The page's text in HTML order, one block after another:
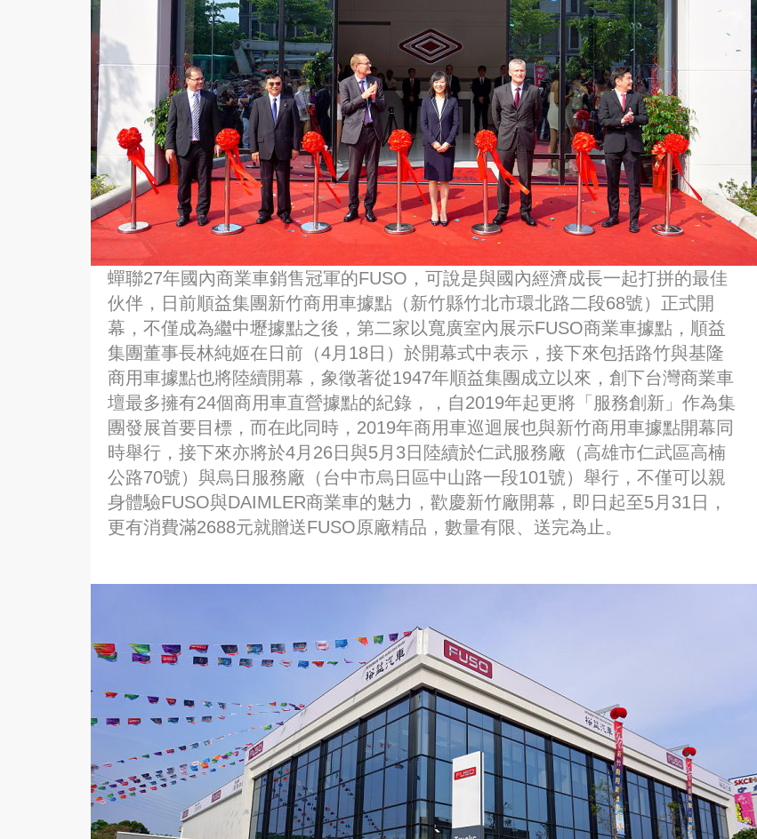
蟬聯27年國內商業車銷售冠軍的FUSO，可說是與國內經濟成長一起打拼的最佳
伙伴，日前順益集團新竹商用車據點（新竹縣竹北市環北路二段68號）正式開
幕，不僅成為繼中壢據點之後，第二家以寬廣室內展示FUSO商業車據點，順益
集團董事長林純姬在日前（4月18日）於開幕式中表示，接下來包括路竹與基隆
商用車據點也將陸續開幕，象徵著從1947年順益集團成立以來，創下台灣商業車
壇最多擁有24個商用車直營據點的紀錄，，自2019年起更將「服務創新」作為集
團發展首要目標，而在此同時，2019年商用車巡迴展也與新竹商用車據點開幕同
時舉行，接下來亦將於4月26日與5月3日陸續於仁武服務廠（高雄市仁武區高楠
公路70號）與烏日服務廠（台中市烏日區中山路一段101號）舉行，不僅可以親
身體驗FUSO與DAIMLER商業車的魅力，歡慶新竹廠開幕，即日起至5月31日，
更有消費滿2688元就贈送FUSO原廠精品，數量有限、送完為止。